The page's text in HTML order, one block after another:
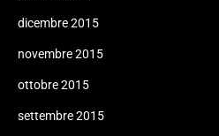
dicembre 2015
novembre 2015
ottobre 2015
settembre 2015